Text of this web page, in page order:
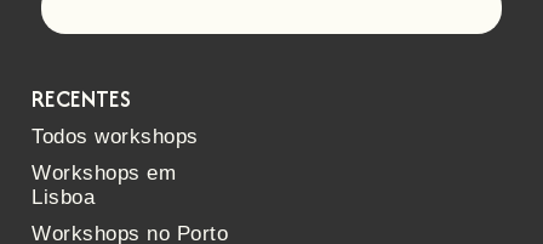
RECENTES
Todos workshops
Workshops em
Lisboa
Workshops no Porto